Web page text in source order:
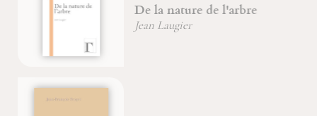
De la nature de l'arbre
Jean Laugier